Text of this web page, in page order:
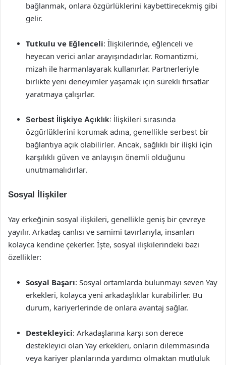
bağlanmak, onlara özgürlüklerini kaybettirecekmiş gibi
gelir.
Tutkulu ve Eğlenceli: İlişkilerinde, eğlenceli ve
heyecan verici anlar arayışındadırlar. Romantizmi,
mizah ile harmanlayarak kullanırlar. Partnerleriyle
birlikte yeni deneyimler yaşamak için sürekli fırsatlar
yaratmaya çalışırlar.
Serbest İlişkiye Açıklık: İlişkileri sırasında
özgürlüklerini korumak adına, genellikle serbest bir
bağlantıya açık olabilirler. Ancak, sağlıklı bir ilişki için
karşılıklı güven ve anlayışın önemli olduğunu
unutmamalıdırlar.
Sosyal İlişkiler
Yay erkeğinin sosyal ilişkileri, genellikle geniş bir çevreye
yayılır. Arkadaş canlısı ve samimi tavırlarıyla, insanları
kolayca kendine çekerler. İşte, sosyal ilişkilerindeki bazı
özellikler:
Sosyal Başarı: Sosyal ortamlarda bulunmayı seven Yay
erkekleri, kolayca yeni arkadaşlıklar kurabilirler. Bu
durum, kariyerlerinde de onlara avantaj sağlar.
Destekleyici: Arkadaşlarına karşı son derece
destekleyici olan Yay erkekleri, onların dilemmasında
veya kariyer planlarında yardımcı olmaktan mutluluk